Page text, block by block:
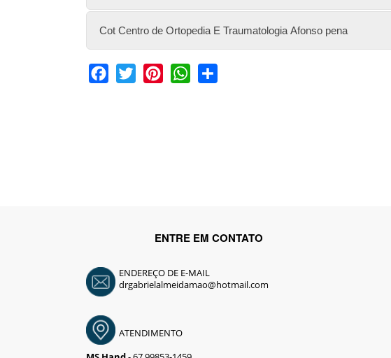
Cot Centro de Ortopedia E Traumatologia Afonso pena
Facebook
Twitter PinterestWhatsApp
ENTRE EM CONTATO
ENDEREÇO DE E-MAIL
drgabrielalmeidamao@hotmail.com
ATENDIMENTO